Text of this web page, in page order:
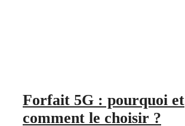
Forfait 5G : pourquoi et
comment le choisir ?